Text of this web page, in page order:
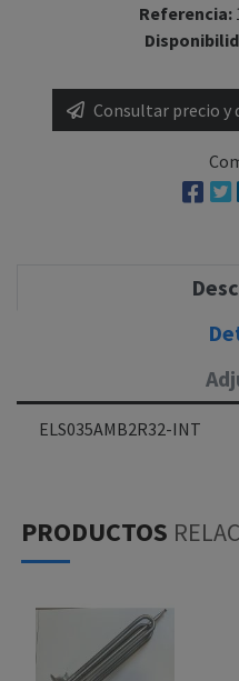
Referencia:
Consultar precio y
ELS035AMB2R32-INT
PRODUCTOS